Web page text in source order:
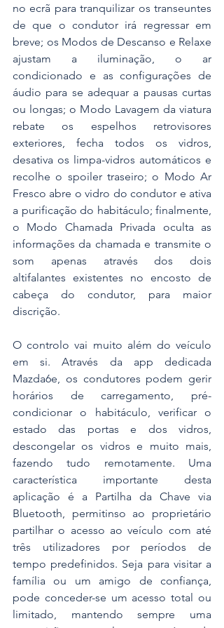
no ecrã para tranquilizar os transeuntes
de que o condutor irá regressar em
breve; os Modos de Descanso e Relaxe
ajustam a iluminação, o ar
condicionado e as configurações de
áudio para se adequar a pausas curtas
ou longas; o Modo Lavagem da viatura
rebate os espelhos retrovisores
exteriores, fecha todos os vidros,
desativa os limpa-vidros automáticos e
recolhe o spoiler traseiro; o Modo Ar
Fresco abre o vidro do condutor e ativa
a purificação do habitáculo; finalmente,
o Modo Chamada Privada oculta as
informações da chamada e transmite o
som apenas através dos dois
altifalantes existentes no encosto de
cabeça do condutor, para maior
discrição.
O controlo vai muito além do veículo
em si. Através da app dedicada
Mazda6e, os condutores podem gerir
horários de carregamento, pré-
condicionar o habitáculo, verificar o
estado das portas e dos vidros,
descongelar os vidros e muito mais,
fazendo tudo remotamente. Uma
característica importante desta
aplicação é a Partilha da Chave via
Bluetooth, permitinso ao proprietário
partilhar o acesso ao veículo com até
três utilizadores por períodos de
tempo predefinidos. Seja para visitar a
família ou um amigo de confiança,
pode conceder-se um acesso total ou
limitado, mantendo sempre uma